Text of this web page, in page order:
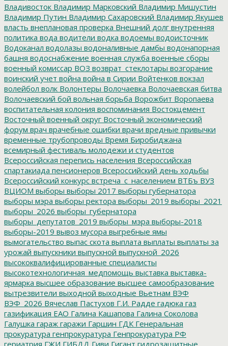
Владивосток Владимир Марковский Владимир Мишустин
Владимир Путин Владимир Сахаровский Владимир Якушев
власть внеплановая проверка Внешний долг внутренняя
политика вода водители водка водоемы водоисточник
Водоканал водолазы водоналивные дамбы водонапорная
башня водоснабжение военная служба военные сборы
военный комиссар ВОЗ возврат_стеклотары возгорание
воинский учет война война в Сирии Войтенков вокзал
волейбол волк Волонтеры Волочаевка Волочаевская битва
Волочаевский бой вольная борьба Ворожбит Воропаева
воспитательная колония воспоминания Востокцемент
Восточный военный округ Восточный экономический
форум врач врачебные ошибки врачи вредные привычки
временные трубопроводы Время Биробиджана
всемирный фестиваль молодежи и студентов
Всероссийская перепись населения Всероссийская
спартакиада пенсионеров Всероссийский день ходьбы
Всероссийский конкурс встреча_с_населением ВТБъ ВУЗ
ВЦИОМ выборы выборы 2017 выборы губернатора
выборы мэра выборы ректора выборы_2019 выборы_2021
выборы_2026 выборы_губернатора
выборы_депутатов_2019 выборы_мэра выборы-2018
выборы-2019 вывоз мусора выгребные ямы
вымогательство выпас скота выплата выплаты выплаты за
урожай выпускники выпускной выпускной_2026
высококвалифицированные специалисты
высокотехнологичная_медпомощь выставка выставка-
ярмарка высшее образование высшее самообразование
вытрезвители выходной выходные Вьетнам ВЭФ
ВЭФ_2026 Вячеслав Пастухов Г.И. Радде гадюка газ
газификация ЕАО Галина Кашапова Галина Соколова
Галушка гараж гаражи Гаршин ГДК Генеральная
прокуратура генпрокуратура Генпрокуратура РФ
гериатрия ГЖИ ГИБДД Гиви Гигант гидрозащитные